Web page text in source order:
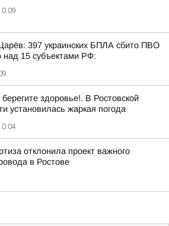
397 украинских БПЛА сбито ПВО
над 15 субъектами РФ:
здоровье!. В Ростовской
установилась жаркая погода
отклонила проект важного
в Ростове